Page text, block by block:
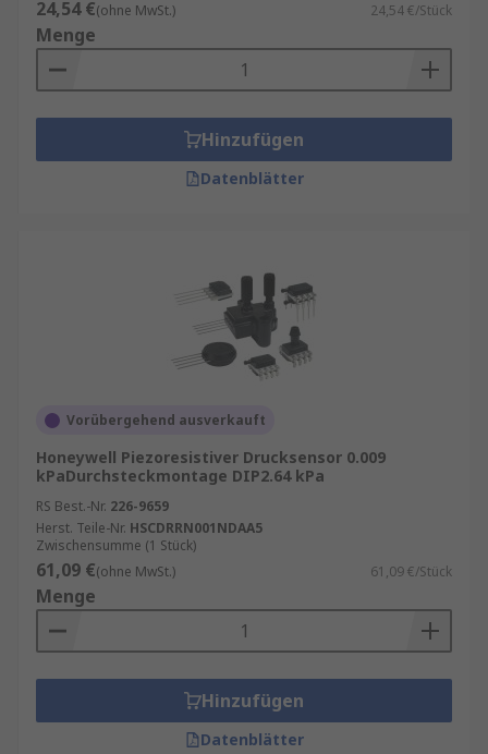
24,54 €(ohne MwSt.) 24,54 €/Stück
Menge
Hinzufügen
Datenblätter
Vorübergehend ausverkauft
Honeywell Piezoresistiver Drucksensor 0.009
kPaDurchsteckmontage DIP2.64 kPa
RS Best.-Nr. 226-9659
Herst. Teile-Nr. HSCDRRN001NDAA5
Zwischensumme (1 Stück)
61,09 €(ohne MwSt.) 61,09 €/Stück
Menge
Hinzufügen
Datenblätter